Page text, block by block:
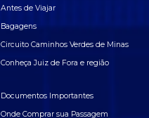
Antes de Viajar
Bagagens
Circuito Caminhos Verdes de Minas
Conheça Juiz de Fora e região
Documentos Importantes
Onde Comprar sua Passagem